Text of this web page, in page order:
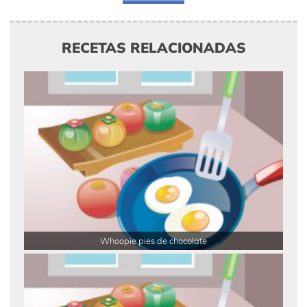
RECETAS RELACIONADAS
Whoopie pies de chocolate